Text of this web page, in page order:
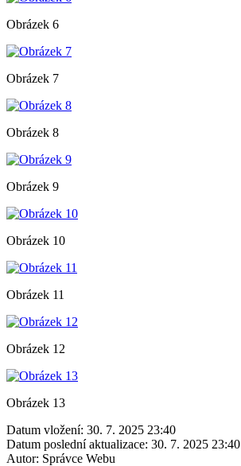
Obrázek 6
Obrázek 7
Obrázek 8
Obrázek 9
Obrázek 10
Obrázek 11
Obrázek 12
Obrázek 13
Datum vložení: 30. 7. 2025 23:40
Datum poslední aktualizace: 30. 7. 2025 23:40
Autor: Správce Webu